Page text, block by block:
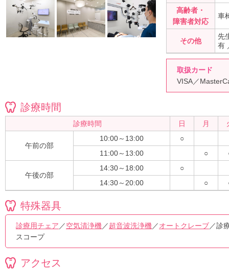
高齢者・
障害者対応
車
その他
先
有
取扱カード
VISA／
診療時間
診療時間 日 月
午前の部
10:00～13:00
○
11:00～13:00
○
午後の部
14:30～18:00
○
14:30～20:00
○
特殊器具
診療用チェア ／空気清浄機 ／超音波洗浄機 ／オートクレーブ／診
スコープ
アクセス